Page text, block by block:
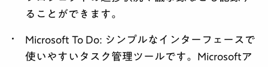
ることができます。
Microsoft To Do: シンプルなインターフェースで
使いやすいタスク管理ツールです。Microsoftア